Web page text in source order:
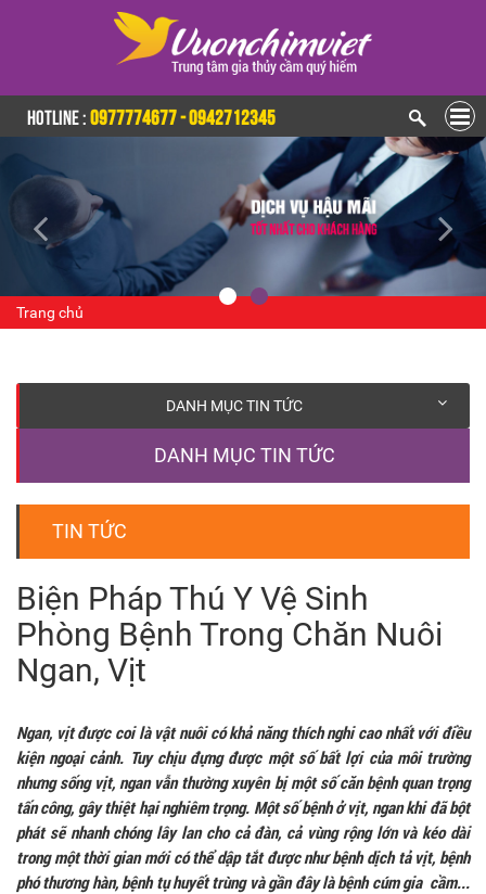
HOTLINE :0977774677 - 0942712345
Trang chủ
DANH MỤC TIN TỨC
DANH MỤC TIN TỨC
TIN TỨC
Biện Pháp Thú Y Vệ Sinh
Phòng Bệnh Trong Chăn Nuôi
Ngan, Vịt
Ngan, vịt được coi là vật nuôi có khả năng thích nghi cao nhất với điều
kiện ngoại cảnh. Tuy chịu đựng được một số bất lợi của môi trường
nhưng sống vịt, ngan vẫn thường xuyên bị một số căn bệnh quan trọng
tấn công, gây thiệt hại nghiêm trọng. Một số bệnh ở vịt, ngan khi đã bột
phát sẽ nhanh chóng lây lan cho cả đàn, cả vùng rộng lớn và kéo dài
trong một thời gian mới có thể dập tắt được như bệnh dịch tả vịt, bệnh
phó thương hàn, bệnh tụ huyết trùng và gần đây là bệnh cúm gia cầm...